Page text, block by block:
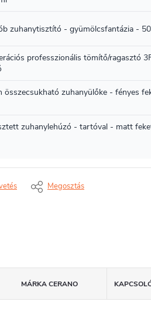
Megosztás
MÁRKACERANO